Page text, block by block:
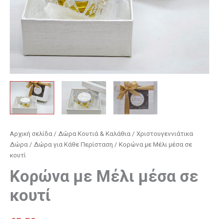
Αρχική σελίδα / Δώρα Κουτιά & Καλάθια / Χριστουγεννιάτικα
Δώρα / Δώρα για Κάθε Περίσταση / Κορώνα με Μέλι μέσα σε
κουτί
Κορώνα με Μέλι μέσα σε
κουτί